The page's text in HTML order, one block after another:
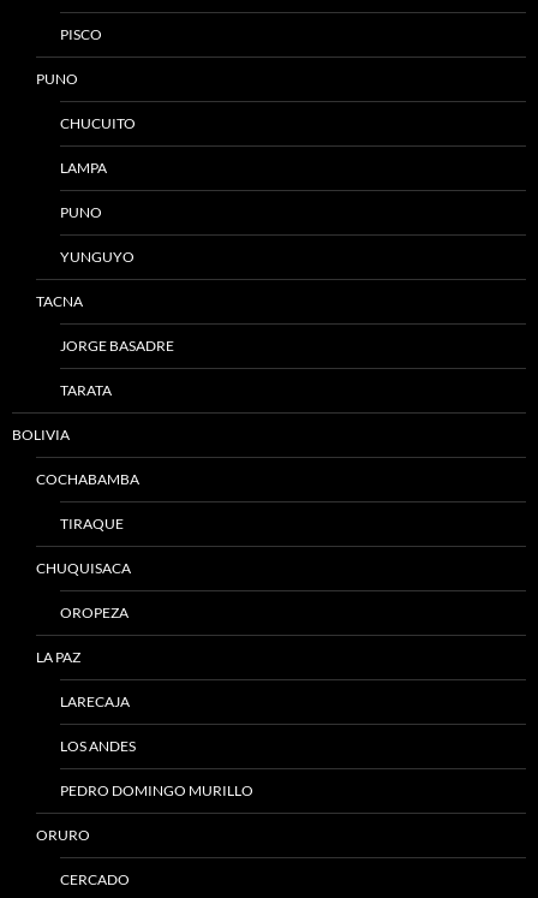
PISCO
PUNO
CHUCUITO
LAMPA
PUNO
YUNGUYO
TACNA
JORGE BASADRE
TARATA
BOLIVIA
COCHABAMBA
TIRAQUE
CHUQUISACA
OROPEZA
LA PAZ
LARECAJA
LOS ANDES
PEDRO DOMINGO MURILLO
ORURO
CERCADO